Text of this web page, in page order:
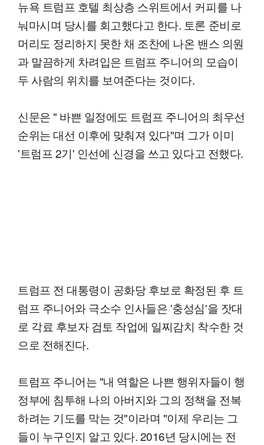
뉴욕 트럼프 호텔 최상층 스위트에서 커피를 나
눠마시며 당시를 회고했다고 한다. 토론 준비로
머리도 정리하지 못한 채 조찬에 나온 밴스 의원
과 말끔하게 차려입은 트럼프 주니어의 모습이
두 사람의 위치를 보여준다는 것이다.
신문은 " 바쁜 일정에도 트럼프 주니어의 최우선
순위는 대선 이후에 맞춰져 있다"며 그가 이미
'트럼프 2기' 인선에 신경을 쓰고 있다고 전했다.
트럼프 전 대통령이 공화당 후보로 확정된 후 트
럼프 주니어와 극소수 인사들은 '충성심'을 잣대
로 각료 후보자 검토 작업에 일찌감치 착수한 것
으로 전해진다.
트럼프 주니어는 "내 역할은 나쁜 행위자들이 행
정부에 침투해 나의 아버지와 그의 정책을 전복
하려는 기도를 막는 것"이라며 "이제 우리는 그
들이 누구인지 알고 있다. 2016년 당시에는 전